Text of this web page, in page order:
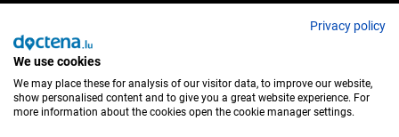
Privacy policy
We use cookies
We may place these for analysis of our visitor data, to improve our website,
show personalised content and to give you a great website experience. For
more information about the cookies open the cookie manager settings.